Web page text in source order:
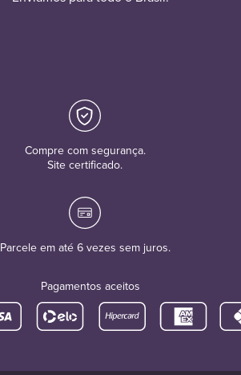
Compre com segurança.
Site certificado.
Parcele em até 6 vezes sem juros.
Pagamentos aceitos